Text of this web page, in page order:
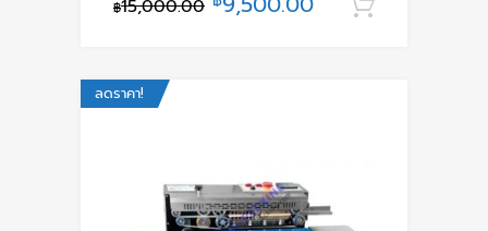
฿15,000.00
ลดราคา!